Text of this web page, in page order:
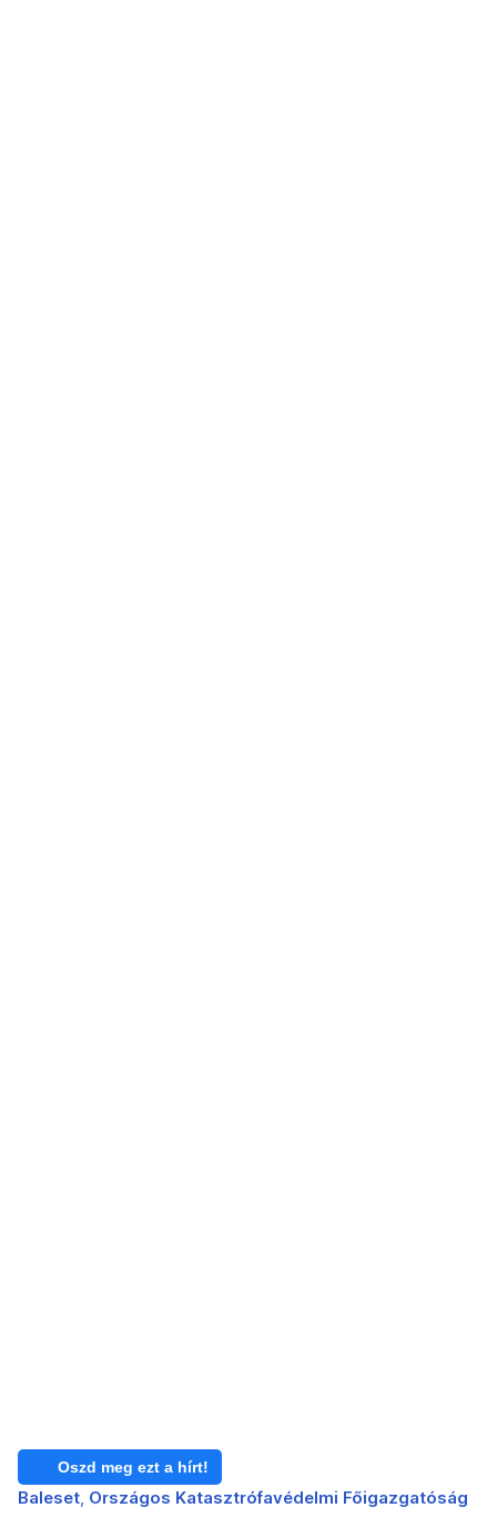
Oszd meg ezt a hírt!
Baleset Országos Katasztrófavédelmi Főigazgatóság